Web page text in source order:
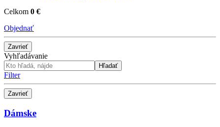
Celkom 0 €
Objednať
Zavrieť
Vyhľadávanie
Hľadať
Filter
Zavrieť
Dámske